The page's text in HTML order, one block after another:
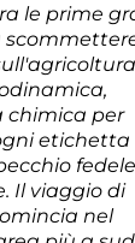
le prime
chimica per
etichetta
Il viaggio di
nel